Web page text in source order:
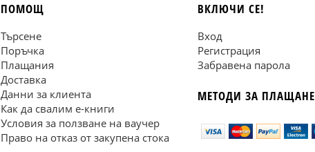
ПОМОЩ
Търсене
Поръчка
Плащания
Доставка
Данни за клиента
Как да свалим е-книги
Условия за ползване на ваучер
Право на отказ от закупена стока
ВКЛЮЧИ СЕ!
Вход
Регистрация
Забравена парола
МЕТОДИ ЗА ПЛАЩАНЕ